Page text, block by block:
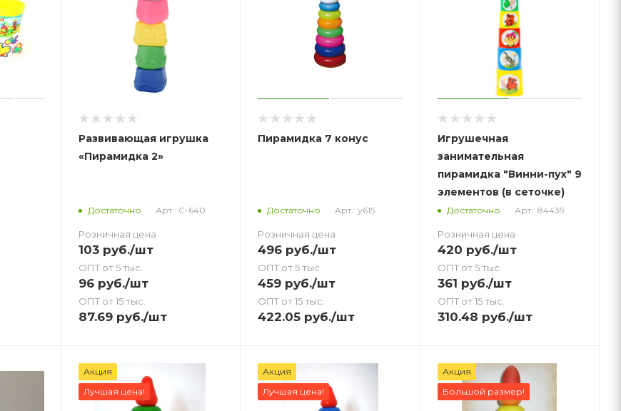
Развивающая игрушка
«Пирамидка 2»
Достаточно Арт.: С-640
Розничная цена
103руб./шт
ОПТ от 5 тыс.
96руб./шт
ОПТ от 15 тыс.
87.69руб./шт
Пирамидка 7 конус
Достаточно Арт.: у615
Розничная цена
496 руб./шт
ОПТ от 5 тыс.
459 руб./шт
ОПТ от 15 тыс.
422.05 руб./шт
Игрушечная
занимательная
пирамидка "Винни-пух" 9
элементов (в сеточке)
Достаточно Арт.: 84439
Розничная цена
420 руб./шт
ОПТ от 5 тыс.
361 руб./шт
ОПТ от 15 тыс.
310.48 руб./шт
Акция
Лучшая цена!
Акция
Лучшая цена!
Акция
Большой размер!